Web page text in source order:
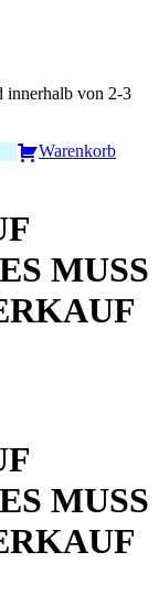
innerhalb von 2-3
Warenkorb
MUSS
MUSS